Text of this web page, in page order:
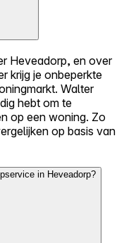
Heveadorp, en over
krijg je onbeperkte
Walter
hebt om te
op een woning. Zo
op basis van
in Heveadorp?